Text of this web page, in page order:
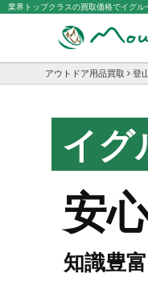
業界トップクラスの買取価格でイグル
アウトドア用品買取 登
イグ
安
知識豊